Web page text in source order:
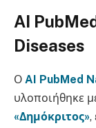
AI
Diseases
Ο AI PubMed
υλοποιήθηκε
«Δημόκριτος»,